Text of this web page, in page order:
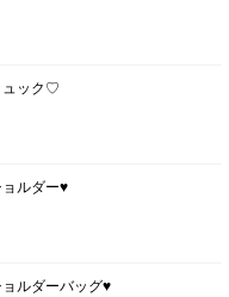
ュック♡
ルダー♥
ルダーバッグ♥